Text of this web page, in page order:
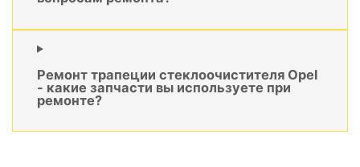
Ремонт трапеции стеклоочистителя Opel
- какие запчасти вы используете при
ремонте?